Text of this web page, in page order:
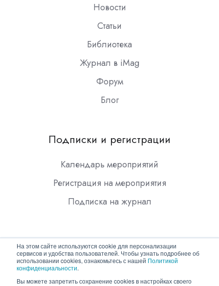
На этом сайте используются cookie для персонализации
сервисов и удобства пользователей. Чтобы узнать подробнее об
использовании cookies, ознакомьтесь с нашей Политикой
конфиденциальности.
Вы можете запретить сохранение cookies в настройках своего
Новости
Статьи
Библиотека
Журнал в iMag
Форум
Блог
Подписки и регистрации
Календарь мероприятий
Регистрация на мероприятия
Подписка на журнал
Copyright © 2026 ООО "Гротек"